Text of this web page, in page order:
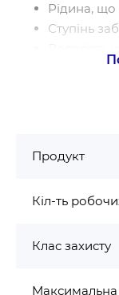
Рідина, що
Ступінь
Продукт
Кіл-ть
Клас захисту
Максимальна